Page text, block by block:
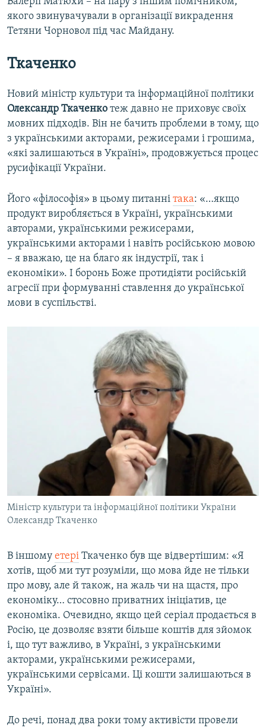
якого звинувачували в організації викрадення
Тетяни Чорновол під час Майдану.
Ткаченко
Новий міністр культури та інформаційної політики
Олександр Ткаченко теж давно не приховує своїх
мовних підходів. Він не бачить проблеми в тому, що
з українськими акторами, режисерами і грошима,
«які залишаються в Україні», продовжується процес
русифікації України.
Його «філософія» в цьому питанні така: «…якщо
продукт виробляється в Україні, українськими
авторами, українськими режисерами,
українськими акторами і навіть російською мовою
– я вважаю, це на благо як індустрії, так і
економіки». І боронь Боже протидіяти російській
агресії при формуванні ставлення до української
мови в суспільстві.
Міністр культури та інформаційної політики України
Олександр Ткаченко
В іншому етері Ткаченко був ще відвертішим: «Я
хотів, щоб ми тут розуміли, що мова йде не тільки
про мову, але й також, на жаль чи на щастя, про
економіку… стосовно приватних ініціатив, це
економіка. Очевидно, якщо цей серіал продається в
Росію, це дозволяє взяти більше коштів для зйомок
і, що тут важливо, в Україні, з українськими
акторами, українськими режисерами,
українськими сервісами. Ці кошти залишаються в
Україні».
До речі, понад два роки тому активісти провели